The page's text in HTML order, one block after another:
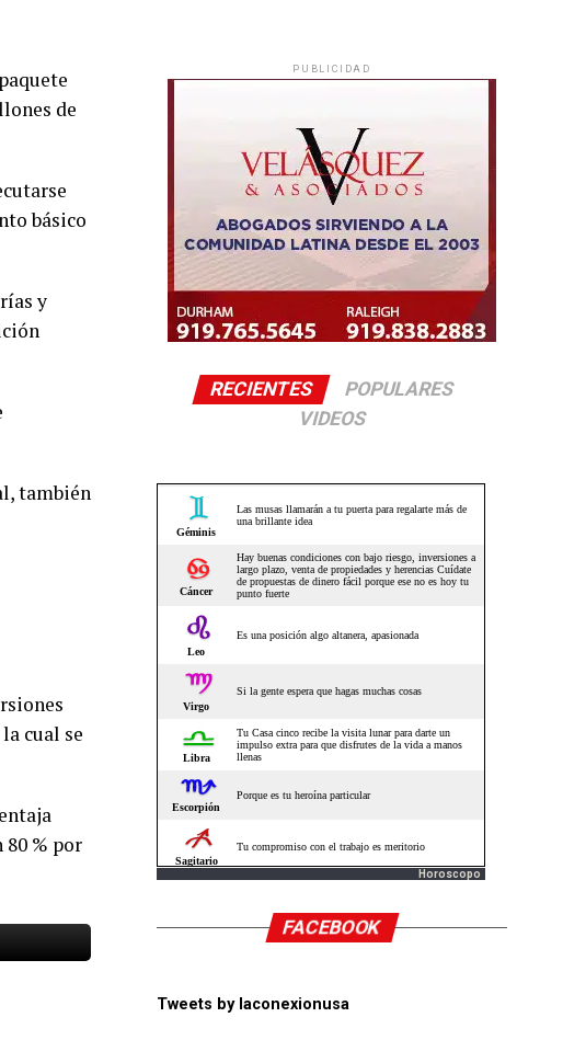
de
básico
y
también
cual se
% por
PUBLICIDAD
RECIENTES
POPULARES
VIDEOS
Horoscopo
FACEBOOK
Tweets by laconexionusa